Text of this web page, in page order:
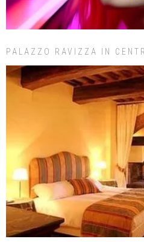
PALAZZO RAVIZZA IN